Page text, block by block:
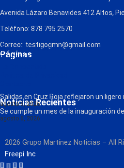
Avenida Lázaro Benavides 412 Altos,
Teléfono: 878 795 2570
Correo:: testigogmn@gmail.com
Páginas
¡Descarga nuestra App!
FM Globo
Radio
Noticias Recientes
Salidas en Cruz Roja reflejaron un
agosto 6, 2026
Se cumple un mes de la inauguración
agosto 6, 2026
2026 Grupo Martínez Noticias – All
Freepi Inc